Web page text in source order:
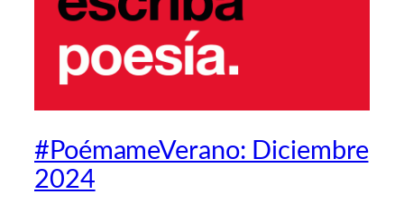
#PoémameVerano: Diciembre
2024